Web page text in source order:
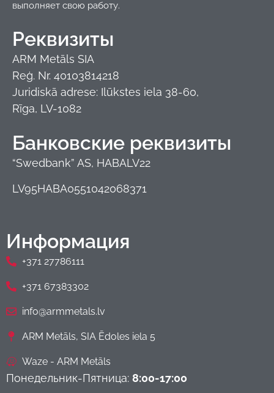
выполняет свою работу.
Реквизиты
ARM Metāls SIA
Reģ. Nr. 40103814218
Juridiskā adrese: Ilūkstes iela 38-60,
Rīga, LV-1082
Банковские реквизиты
“Swedbank” AS, HABALV22
LV95HABA0551042068371
Информация
+371 27786111
+371 67383302
info@armmetals.lv
ARM Metāls, SIA Ēdoles iela 5
Waze - ARM Metāls
Понедельник-Пятница: 8:00-17:00